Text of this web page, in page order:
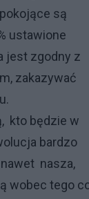
są
ustawione
jest zgodny z
zakazywać
kto będzie w
bardzo
nasza,
wobec tego